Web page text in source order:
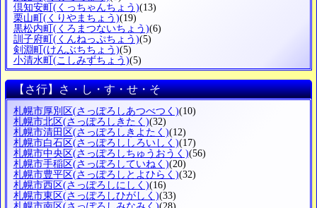
倶知安町(くっちゃんちょう)(13)
栗山町(くりやまちょう)(19)
黒松内町(くろまつないちょう)(6)
訓子府町(くんねっぷちょう)(5)
剣淵町(けんぶちちょう)(5)
小清水町(こしみずちょう)(5)
【さ行】さ・し・す・せ・そ
札幌市厚別区(さっぽろしあつべつく)(10)
札幌市北区(さっぽろしきたく)(32)
札幌市清田区(さっぽろしきよたく)(12)
札幌市白石区(さっぽろししろいしく)(17)
札幌市中央区(さっぽろしちゅうおうく)(56)
札幌市手稲区(さっぽろしていねく)(20)
札幌市豊平区(さっぽろしとよひらく)(32)
札幌市西区(さっぽろしにしく)(16)
札幌市東区(さっぽろしひがしく)(33)